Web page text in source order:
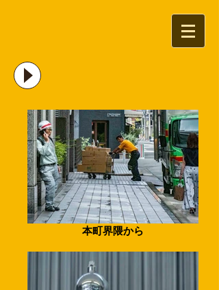
本町界隈から